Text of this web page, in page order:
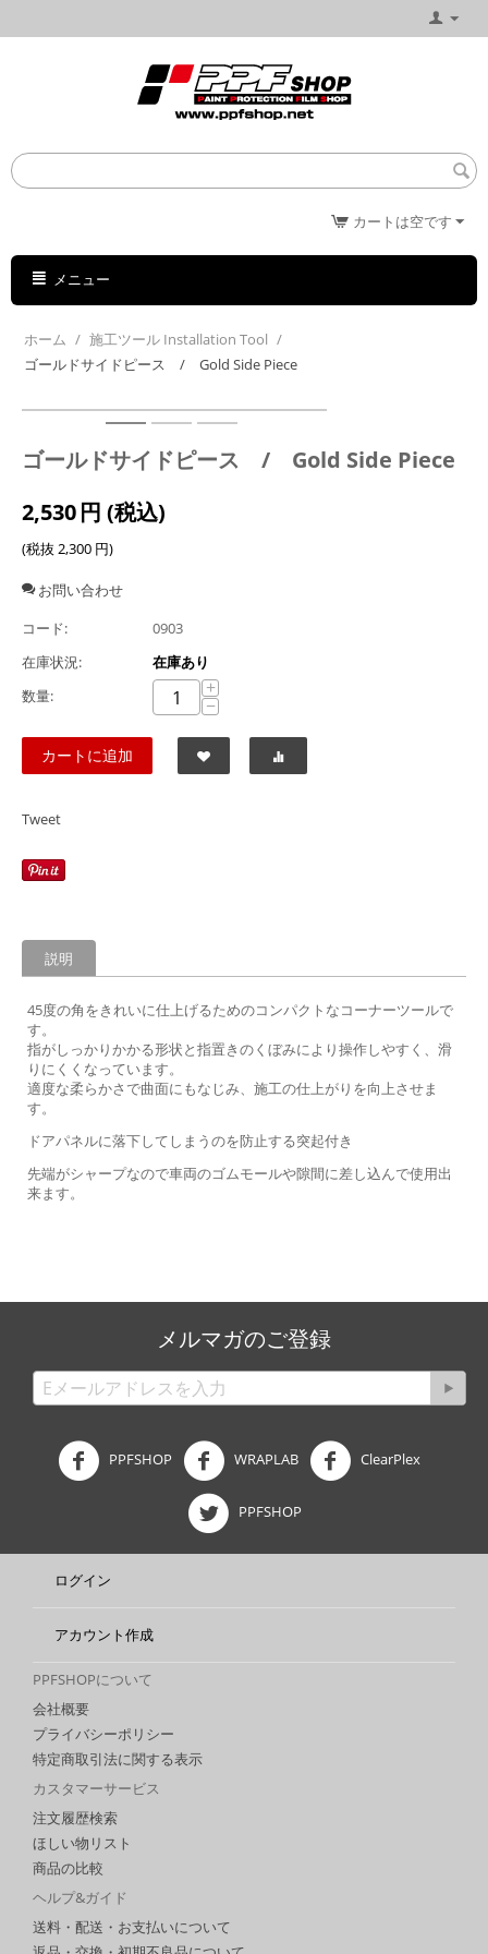
カートは空です
メニュー
ホーム / 施工ツール Installation Tool /
ゴールドサイドピース / Gold Side Piece
ゴールドサイドピース / Gold Side Piece
2,530円 (税込)
(税抜 2,300 円)
お問い合わせ
コード:
0903
在庫状況:
在庫あり
数量:
+
−
カートに追加
Tweet
説明
45度の角をきれいに仕上げるためのコンパクトなコーナーツールで
す。
指がしっかりかかる形状と指置きのくぼみにより操作しやすく、滑
りにくくなっています。
適度な柔らかさで曲面にもなじみ、施工の仕上がりを向上させま
す。
ドアパネルに落下してしまうのを防止する突起付き
先端がシャープなので車両のゴムモールや隙間に差し込んで使用出
来ます。
メルマガのご登録
PPFSHOP WRAPLAB ClearPlex
PPFSHOP
ログイン
アカウント作成
PPFSHOPについて
会社概要
プライバシーポリシー
特定商取引法に関する表示
カスタマーサービス
注文履歴検索
ほしい物リスト
商品の比較
ヘルプ&ガイド
送料・配送・お支払いについて